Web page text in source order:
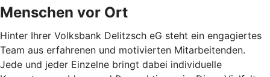
Menschen vor Ort
Hinter Ihrer Volksbank Delitzsch eG steht ein engagiertes
Team aus erfahrenen und motivierten Mitarbeitenden.
Jede und jeder Einzelne bringt dabei individuelle